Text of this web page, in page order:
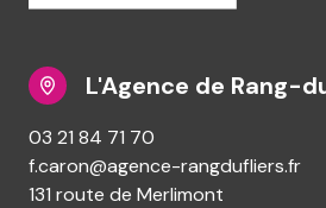
L'Agence de Rang-
03 21 84 71 70
f.caron@agence-rangdufliers.fr
131 route de Merlimont